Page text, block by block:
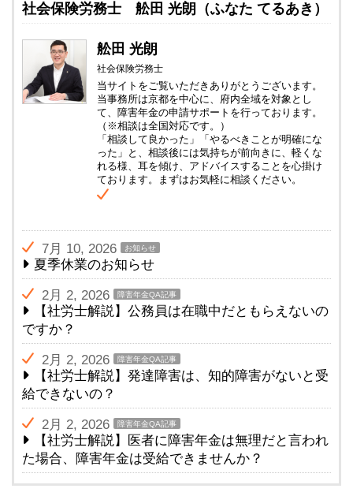
社会保険労務士 舩田 光朗（ふなた てるあき）
舩田 光朗
社会保険労務士
当サイトをご覧いただきありがとうございます。
当事務所は京都を中心に、府内全域を対象とし
て、障害年金の申請サポートを行っております。
（※相談は全国対応です。）
「相談して良かった」「やるべきことが明確にな
った」と、相談後には気持ちが前向きに、軽くな
れる様、耳を傾け、アドバイスすることを心掛け
ております。まずはお気軽に相談ください。
7月 10, 2026 お知らせ
夏季休業のお知らせ
2月 2, 2026 障害年金QA記事
【社労士解説】公務員は在職中だともらえないの
ですか？
2月 2, 2026 障害年金QA記事
【社労士解説】発達障害は、知的障害がないと受
給できないの？
2月 2, 2026 障害年金QA記事
【社労士解説】医者に障害年金は無理だと言われ
た場合、障害年金は受給できませんか？